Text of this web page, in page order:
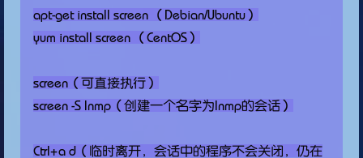
apt-get install screen （Debian/Ubuntu）
yum install screen （CentOS）
screen（可直接执行）
screen -S lnmp（创建一个名字为lnmp的会话）
Ctrl+a d（临时离开，会话中的程序不会关闭，仍在